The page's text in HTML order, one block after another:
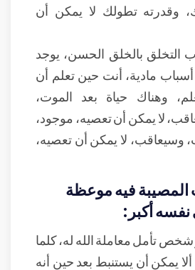
وقدرته تطولك لا يمكن أن
التخلق بالخلق الحسن، يوجد
أسباب مادية، أنت حين تعلم أن
وهناك حياة بعد الموت،
لا يمكن أن تعصيه، موجود،
وسيعاقب، لا يمكن أن تعصيه،
فيه موعظة
أكبر:
تأمل معاملة الله له، كلما
ألا يمكن أن يستنبط بعد حين أنه